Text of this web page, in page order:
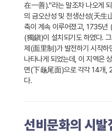
在一善)."라는 말조차 나오게
의 금오산성 및 천생산성(天生
축이 계속 이루어졌고, 1735년
(獨鎭)이 설치되기도 하였다.
제(面里制)가 발전하기 시작하
나타나게 되었는데, 이 지역은
면(下龜尾面)으로 각각 14개,
다.
선비문화의 시발